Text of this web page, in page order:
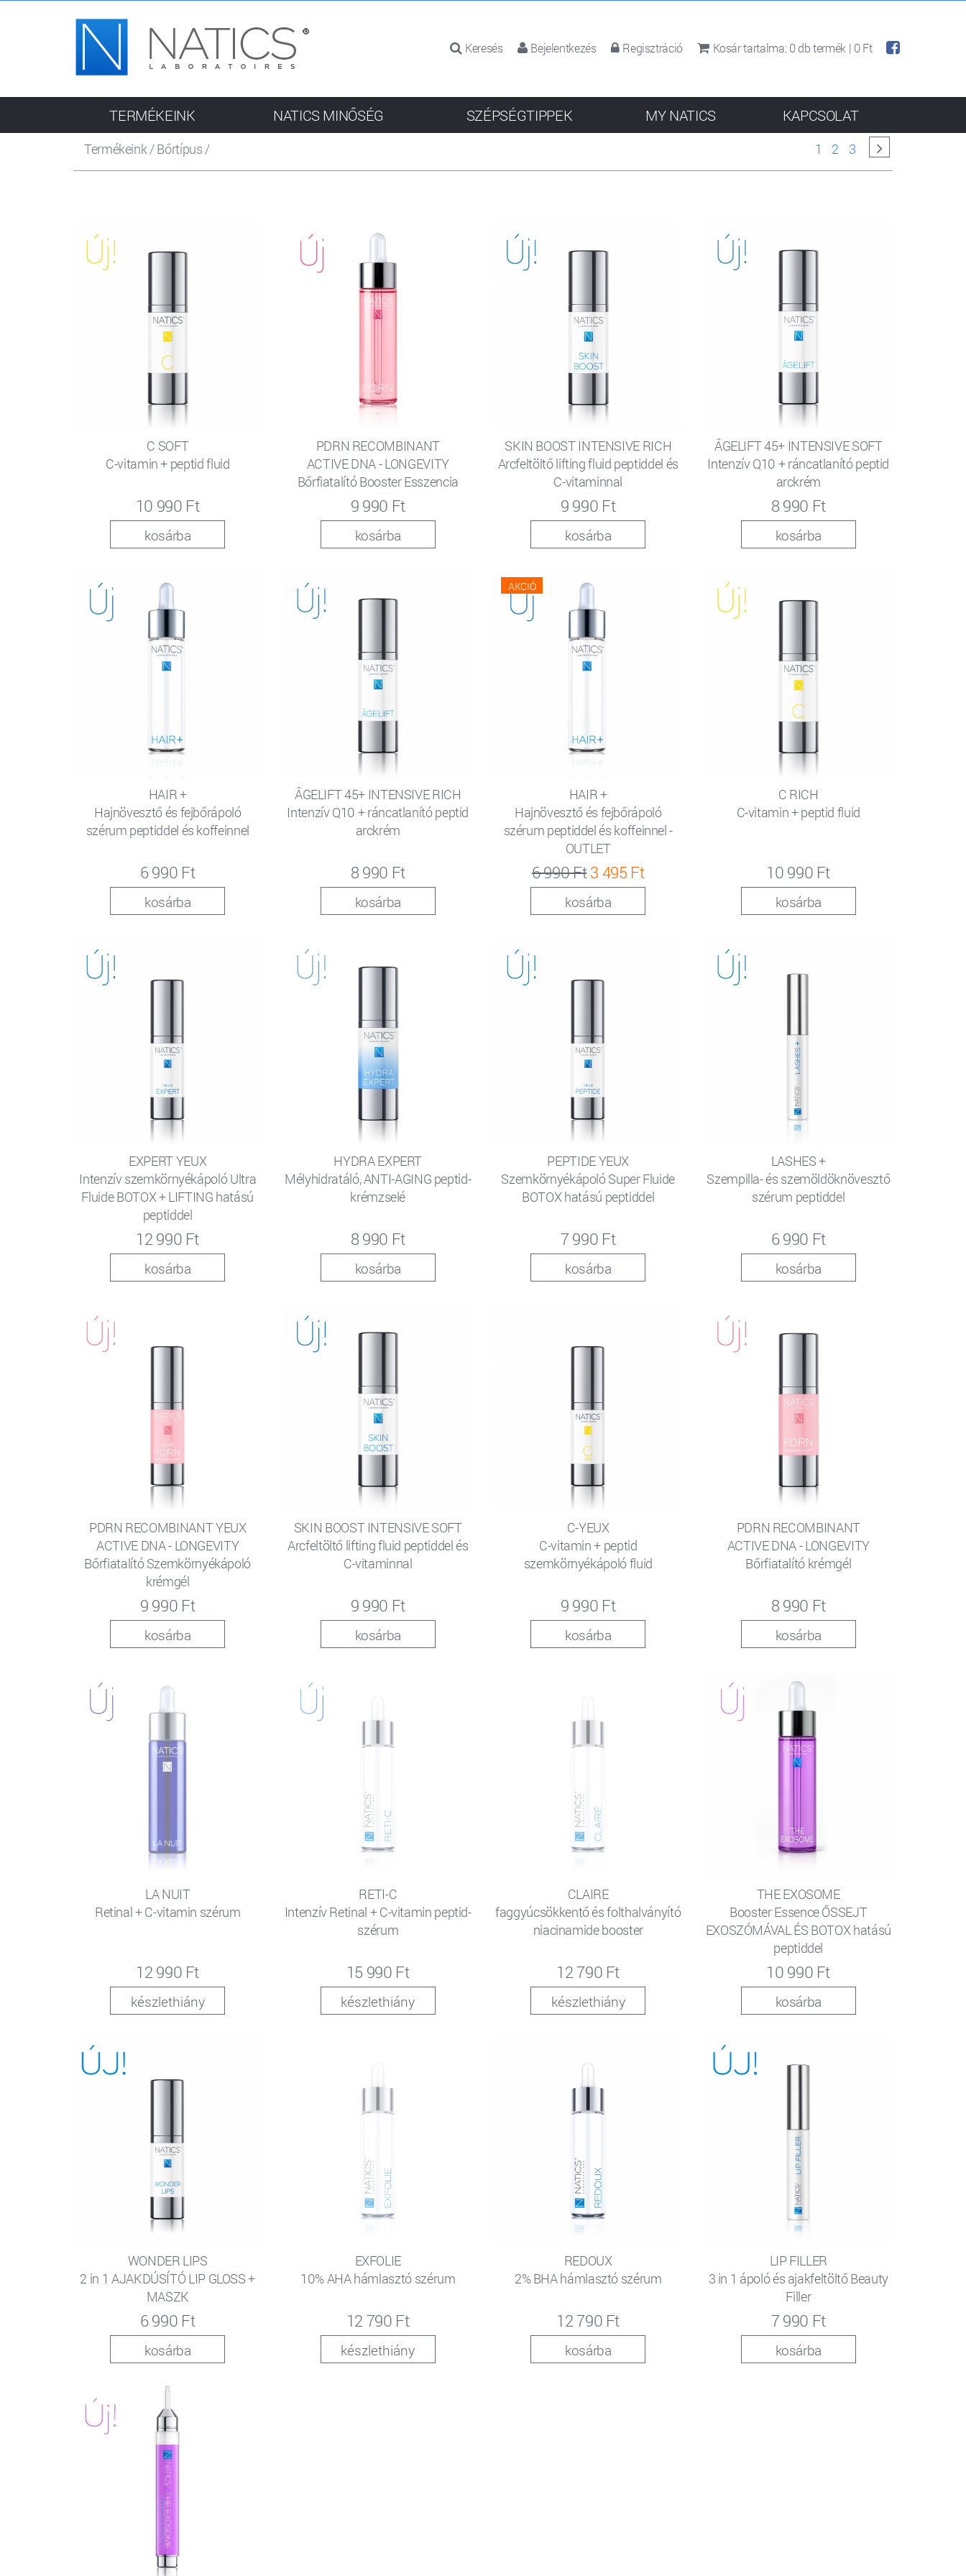
Keresés Bejelentkezés Regisztráció Kosár tartalma:0db termék | 0 Ft
Termékeink/Bőrtípus / 1 2 3
C SOFT
C-vitamin + peptid fluid
10 990 Ft
kosárba
PDRN RECOMBINANT
ACTIVE DNA - LONGEVITY
Bőrfiatalító Booster Esszencia
9 990 Ft
kosárba
SKIN BOOST INTENSIVE RICH
Arcfeltöltő lifting fluid peptiddel és
C-vitaminnal
9 990 Ft
kosárba
ÂGELIFT 45+ INTENSIVE SOFT
Intenzív Q10 + ráncatlanító peptid
arckrém
8 990 Ft
kosárba
HAIR +
Hajnövesztő és fejbőrápoló
szérum peptiddel és koffeinnel
6 990 Ft
kosárba
ÂGELIFT 45+ INTENSIVE RICH
Intenzív Q10 + ráncatlanító peptid
arckrém
8 990 Ft
kosárba
AKCIÓ
HAIR +
Hajnövesztő és fejbőrápoló
szérum peptiddel és koffeinnel -
OUTLET
6 990 Ft3 495 Ft
kosárba
C RICH
C-vitamin + peptid fluid
10 990 Ft
kosárba
EXPERT YEUX
Intenzív szemkörnyékápoló Ultra
Fluide BOTOX + LIFTING hatású
peptiddel
12 990 Ft
kosárba
HYDRA EXPERT
Mélyhidratáló, ANTI-AGING peptid-
krémzselé
8 990 Ft
kosárba
PEPTIDE YEUX
Szemkörnyékápoló Super Fluide
BOTOX hatású peptiddel
7 990 Ft
kosárba
LASHES +
Szempilla- és szemöldöknövesztő
szérum peptiddel
6 990 Ft
kosárba
PDRN RECOMBINANT YEUX
ACTIVE DNA - LONGEVITY
Bőrfiatalító Szemkörnyékápoló
krémgél
9 990 Ft
kosárba
SKIN BOOST INTENSIVE SOFT
Arcfeltöltő lifting fluid peptiddel és
C-vitaminnal
9 990 Ft
kosárba
C-YEUX
C-vitamin + peptid
szemkörnyékápoló fluid
9 990 Ft
kosárba
PDRN RECOMBINANT
ACTIVE DNA - LONGEVITY
Bőrfiatalító krémgél
8 990 Ft
kosárba
LA NUIT
Retinal + C-vitamin szérum
12 990 Ft
készlethiány
RETI-C
Intenzív Retinal + C-vitamin peptid-
szérum
15 990 Ft
készlethiány
CLAIRE
faggyúcsökkentő és folthalványító
niacinamide booster
12 790 Ft
készlethiány
THE EXOSOME
Booster Essence ŐSSEJT
EXOSZÓMÁVAL ÉS BOTOX hatású
peptiddel
10 990 Ft
kosárba
WONDER LIPS
2 in 1 AJAKDÚSÍTÓ LIP GLOSS +
MASZK
6 990 Ft
kosárba
EXFOLIE
10% AHA hámlasztó szérum
12 790 Ft
készlethiány
REDOUX
2% BHA hámlasztó szérum
12 790 Ft
kosárba
LIP FILLER
3 in 1 ápoló és ajakfeltöltő Beauty
Filler
7 990 Ft
kosárba
TERMÉKEINK NATICS MINŐSÉG SZÉPSÉGTIPPEK MY NATICS KAPCSOLAT